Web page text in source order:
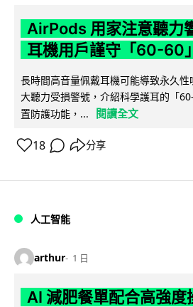
AirPods 用家注意聽力
耳機用戶謹守「60-60
長時間高音量佩戴耳機可能導致永久
大聽力受損警號，介紹科學護耳的「
置防護功能，...
閱讀全文
18 分享
人工智能
arthur 1 日
AI 減肥餐單配合高強